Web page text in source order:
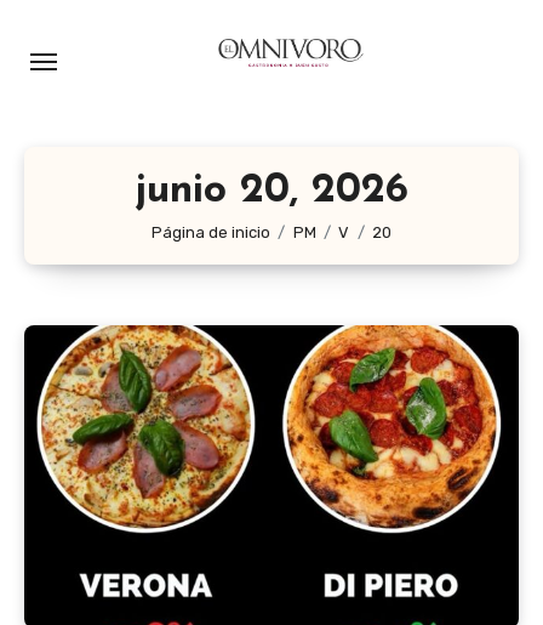
junio 20, 2026
Página de inicio PM V 20